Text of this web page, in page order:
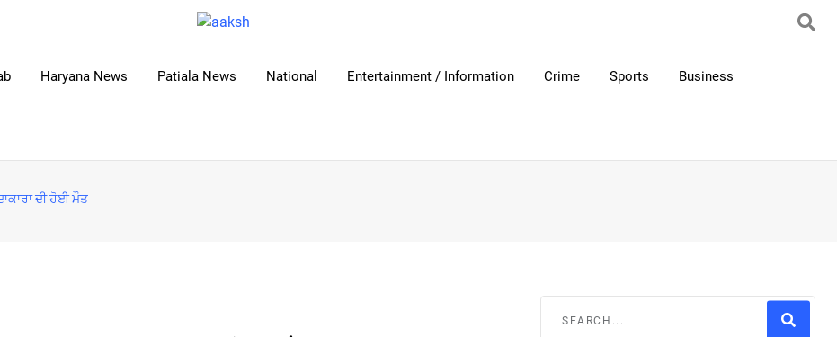
Haryana News Patiala News National Entertainment / Information Crime Sports Business
ਦੀ ਹੋਈ ਮੌਤ